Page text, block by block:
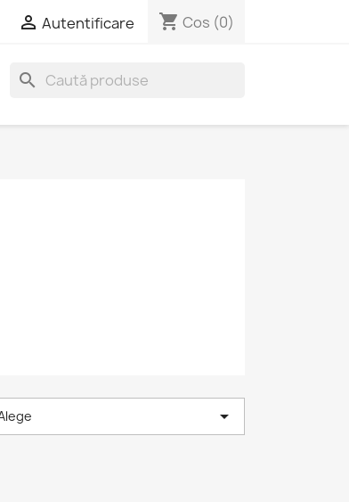
 Autentificare shopping_cart Cos (0)
search
